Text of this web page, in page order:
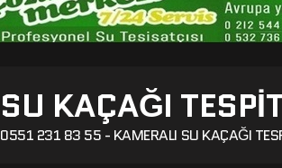
SU KAÇAĞI
0551 231 83 55 - KAMERALI SU KAÇAĞI